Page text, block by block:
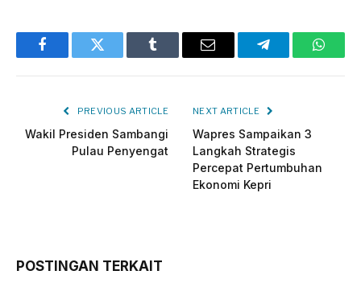
FacebookTwitter Tumblr Email Telegram
PREVIOUS ARTICLE
Wakil Presiden Sambangi
Pulau Penyengat
NEXT ARTICLE
Wapres Sampaikan 3
Langkah Strategis
Percepat Pertumbuhan
Ekonomi Kepri
POSTINGAN TERKAIT